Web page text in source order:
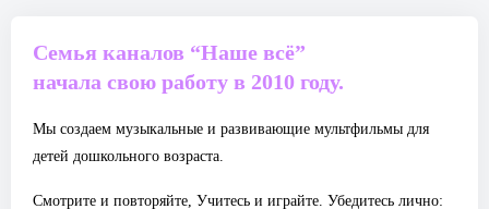
Семья каналов “Наше всё”
начала свою работу в 2010 году.
Мы создаем музыкальные и развивающие мультфильмы для
детей дошкольного возраста.
Смотрите и повторяйте, Учитесь и играйте. Убедитесь лично: